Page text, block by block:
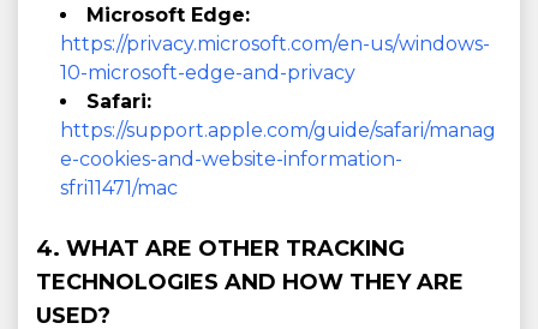
Microsoft Edge:
https://privacy.microsoft.com/en-us/windows-
10-microsoft-edge-and-privacy
Safari:
https://support.apple.com/guide/safari/manag
e-cookies-and-website-information-
sfri11471/mac
4. WHAT ARE OTHER TRACKING
TECHNOLOGIES AND HOW THEY ARE
USED?